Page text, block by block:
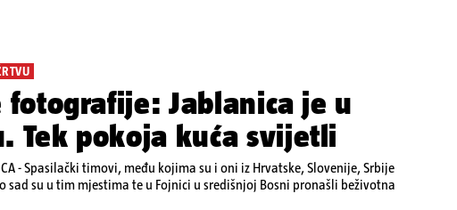
fotografije: Jablanica je u
Tek pokoja kuća svijetli
- Spasilački timovi, među kojima su i oni iz Hrvatske, Slovenije, Srbije
sad su u tim mjestima te u Fojnici u središnjoj Bosni pronašli beživotna